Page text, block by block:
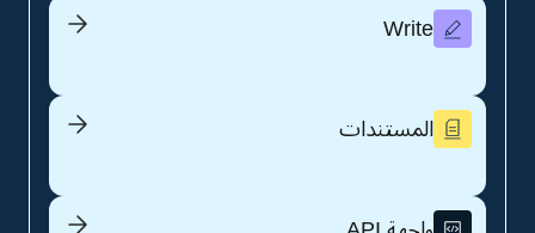
Write
المستندات